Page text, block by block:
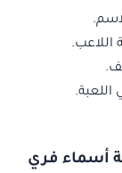
اللاعب.
أسماء فري